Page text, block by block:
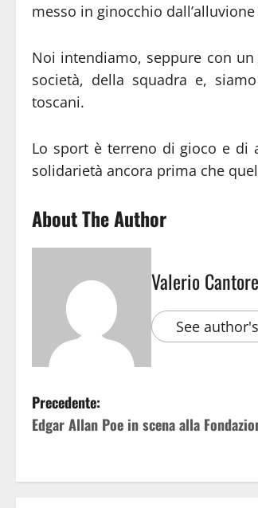
messo in ginocchio
Noi intendiamo, seppure con
società, della squadra e,
toscani.
Lo sport è terreno di gioco e di
solidarietà ancora prima che
About The Author
Valerio Cantore
See
Precedente:
Edgar Allan Poe in scena alla